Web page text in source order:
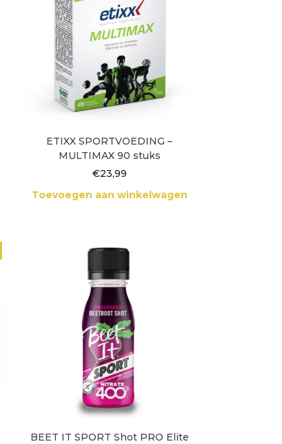
ETIXX SPORTVOEDING –
MULTIMAX 90 stuks
€23,99
Toevoegen aan winkelwagen
BEET IT SPORT Shot PRO Elite